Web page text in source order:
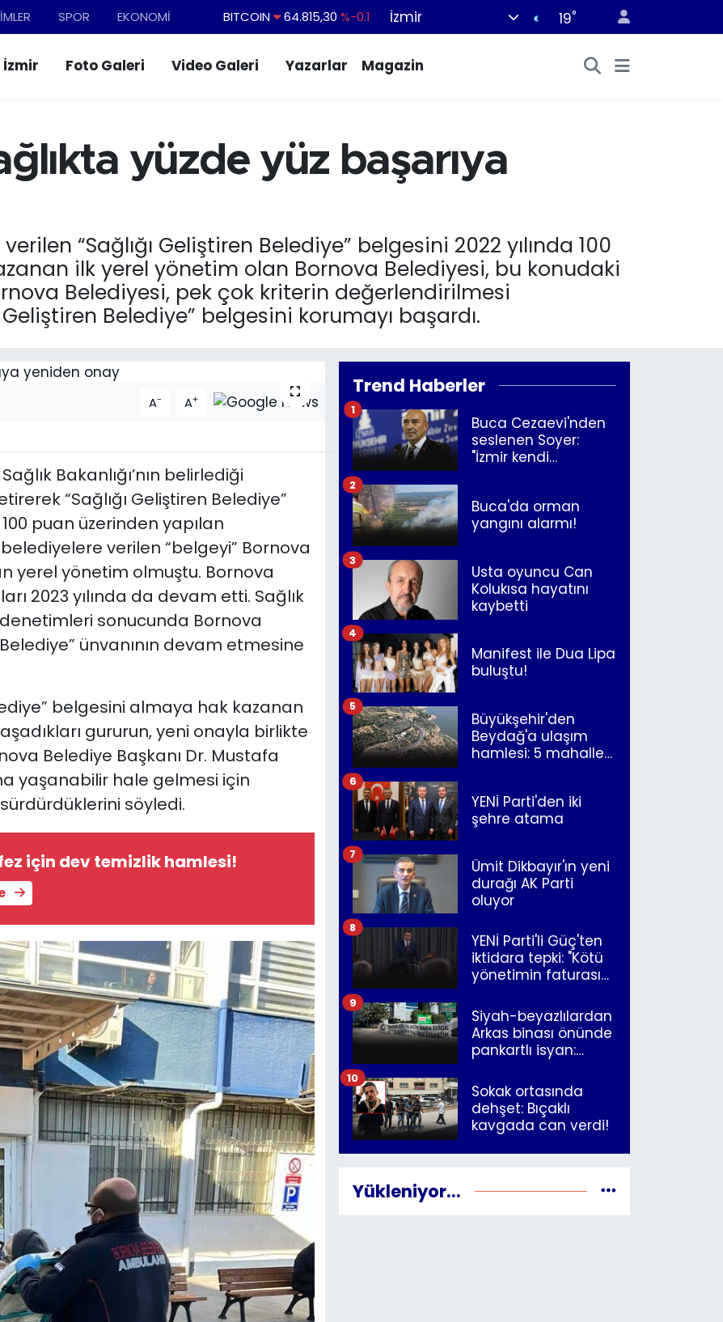
SPOR EKONOMİ DOLAR 47,7436 %0.18
STERLİN
64,4811 %0.38
BITCOIN
64.815,30 %-0.1
İzmir 19°
İzmir Foto Galeri Video Galeri Yazarlar Magazin
yüzde yüz başarıya
“Sağlığı Geliştiren Belediye” belgesini 2022 yılında 100
ilk yerel yönetim olan Bornova Belediyesi, bu konudaki
Belediyesi, pek çok kriterin değerlendirilmesi
Belediye” belgesini korumayı başardı.
A- A+
Bakanlığı’nın belirlediği
“Sağlığı Geliştiren Belediye”
puan üzerinden yapılan
verilen “belgeyi” Bornova
yerel yönetim olmuştu. Bornova
2023 yılında da devam etti. Sağlık
denetimleri sonucunda Bornova
ünvanının devam etmesine
belgesini almaya hak kazanan
gururun, yeni onayla birlikte
Belediye Başkanı Dr. Mustafa
yaşanabilir hale gelmesi için
söyledi.
için dev temizlik hamlesi!
Trend Haberler
Buca Cezaevi'nden
seslenen Soyer:
"İzmir kendi
1
Buca'da orman
yangını alarmı!
2
Usta oyuncu Can
Kolukısa hayatını
kaybetti
3
Manifest ile Dua Lipa
buluştu!
4
Büyükşehir'den
Beydağ'a ulaşım
hamlesi: 5 mahalle
5
YENİ Parti'den iki
şehre atama
6
Ümit Dikbayır'ın yeni
durağı AK Parti
oluyor
7
YENİ Parti'li Güç'ten
iktidara tepki: "Kötü
yönetimin faturasını
8
Siyah-beyazlılardan
Arkas binası önünde
pankartlı isyan:
İzmir"
9
Sokak ortasında
dehşet: Bıçaklı
kavgada can verdi!
10
Yükleniyor...